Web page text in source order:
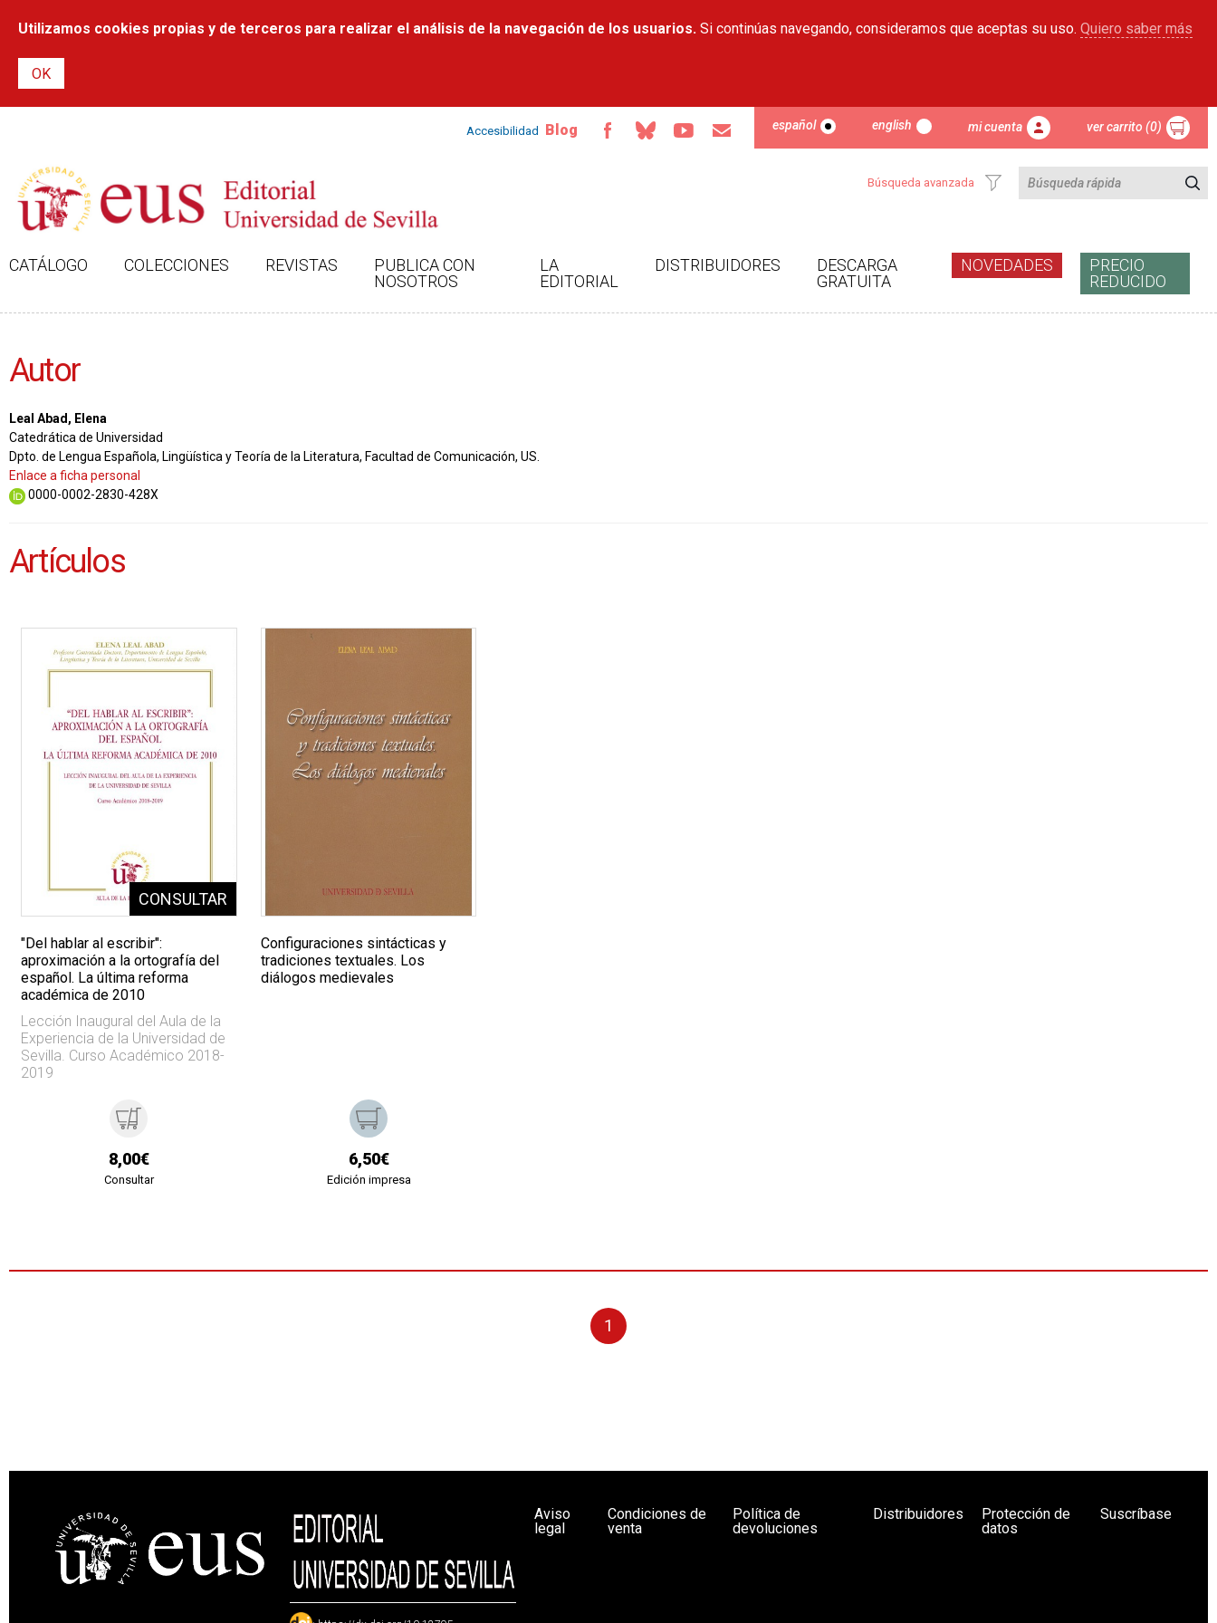
contenido
Utilizamos cookies propias y de terceros para realizar el análisis de la navegación de los usuarios. Si continúas navegando, consideramos que aceptas su uso. Quiero saber más
Accesibilidad Blog español english mi cuenta ver carrito (0)
Búsqueda avanzada
CATÁLOGO COLECCIONES REVISTAS
PUBLICA CON
NOSOTROS
LA
EDITORIAL
DISTRIBUIDORES
DESCARGA
GRATUITA
NOVEDADES
PRECIO
REDUCIDO
Autor
Leal Abad, Elena
Catedrática de Universidad
Dpto. de Lengua Española, Lingüística y Teoría de la Literatura, Facultad de Comunicación, US.
Enlace a ficha personal
0000-0002-2830-428X
Artículos
"Del hablar al escribir":
aproximación a la ortografía del
español. La última reforma
académica de 2010
Lección Inaugural del Aula de la
Experiencia de la Universidad de
Sevilla. Curso Académico 2018-
2019
8,00€
Consultar
Configuraciones sintácticas y
tradiciones textuales. Los
diálogos medievales
6,50€
Edición impresa
1
Aviso
legal
Condiciones de
venta
Política de
devoluciones
Distribuidores
Protección de
datos
Suscríbase